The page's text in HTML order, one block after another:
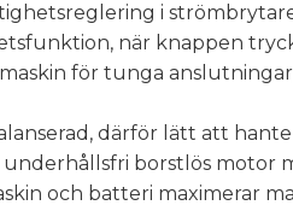
i
när knappen
för tunga
därför lätt att
borstlös motor
och batteri maximerar